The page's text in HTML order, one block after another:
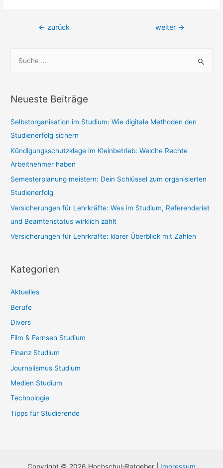
Beitragsnavigation
← zurück weiter →
h
n
n
a
c
h
:
Neueste Beiträge
Selbstorganisation im Studium: Wie digitale Methoden den
Studienerfolg sichern
Kündigungsschutzklage im Kleinbetrieb: Welche Rechte
Arbeitnehmer haben
Semesterplanung meistern: Dein Schlüssel zum organisierten
Studienerfolg
Versicherungen für Lehrkräfte: Was im Studium, Referendariat
und Beamtenstatus wirklich zählt
Versicherungen für Lehrkräfte: klarer Überblick mit Zahlen
Kategorien
Aktuelles
Berufe
Divers
Film & Fernseh Studium
Finanz Studium
Journalismus Studium
Medien Studium
Technologie
Tipps für Studierende